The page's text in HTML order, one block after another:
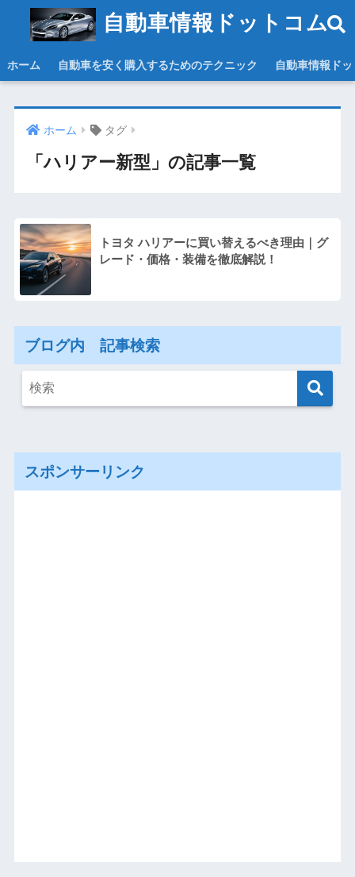
自動車情報ドットコム
ホーム 自動車を安く購入するためのテクニック 自動車情報ド
ホーム タグ
「ハリアー新型」の記事一覧
トヨタ ハリアーに買い替えるべき理由｜グ
レード・価格・装備を徹底解説！
ブログ内 記事検索
スポンサーリンク